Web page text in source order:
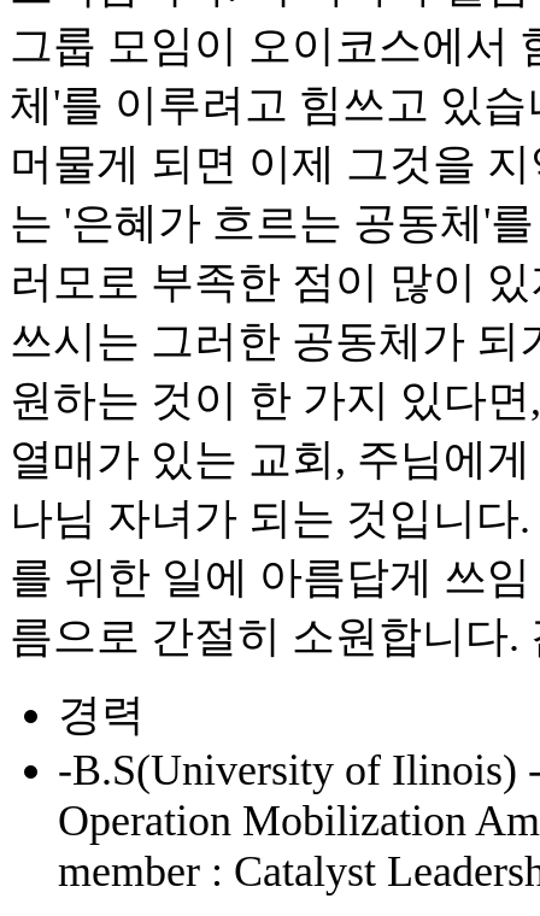
그룹 모임이 오이코스에서
체'를 이루려고 힘쓰고 있
머물게 되면 이제 그것을
는 '은혜가 흐르는 공동체'
러모로 부족한 점이 많이
쓰시는 그러한 공동체가
원하는 것이 한 가지 있다
열매가 있는 교회, 주님에
나님 자녀가 되는 것입니
를 위한 일에 아름답게 쓰
름으로 간절히 소원합니다.
경력
-B.S(University of Ilinois)
Operation Mobilization
member : Catalyst